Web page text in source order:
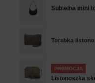
Subtelna mini
Torebka
PROMOCJA
Listonoszka